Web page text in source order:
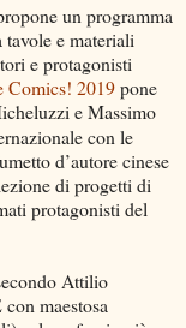
un programma
e materiali
e protagonisti
Comics! 2019pone
e Massimo
con le
d’autore cinese
di progetti di
protagonisti del
Attilio
maestosa